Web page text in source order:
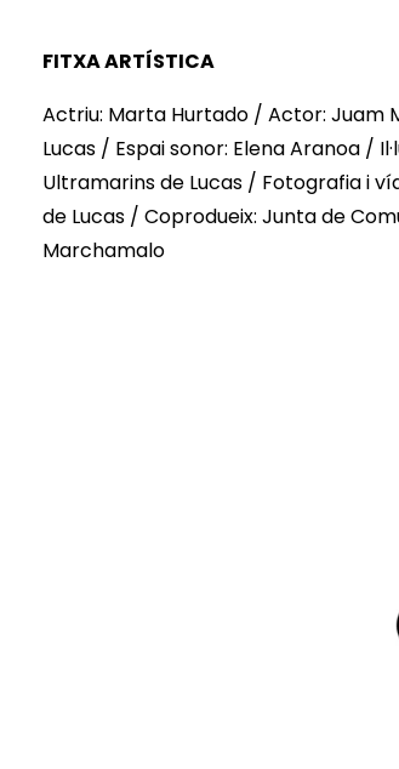
FITXA ARTÍSTICA
Actriu: Marta Hurtado / Actor: Juam
Lucas / Espai sonor: Elena Aranoa /
Ultramarins de Lucas / Fotografia i
de Lucas / Coprodueix: Junta de
Marchamalo